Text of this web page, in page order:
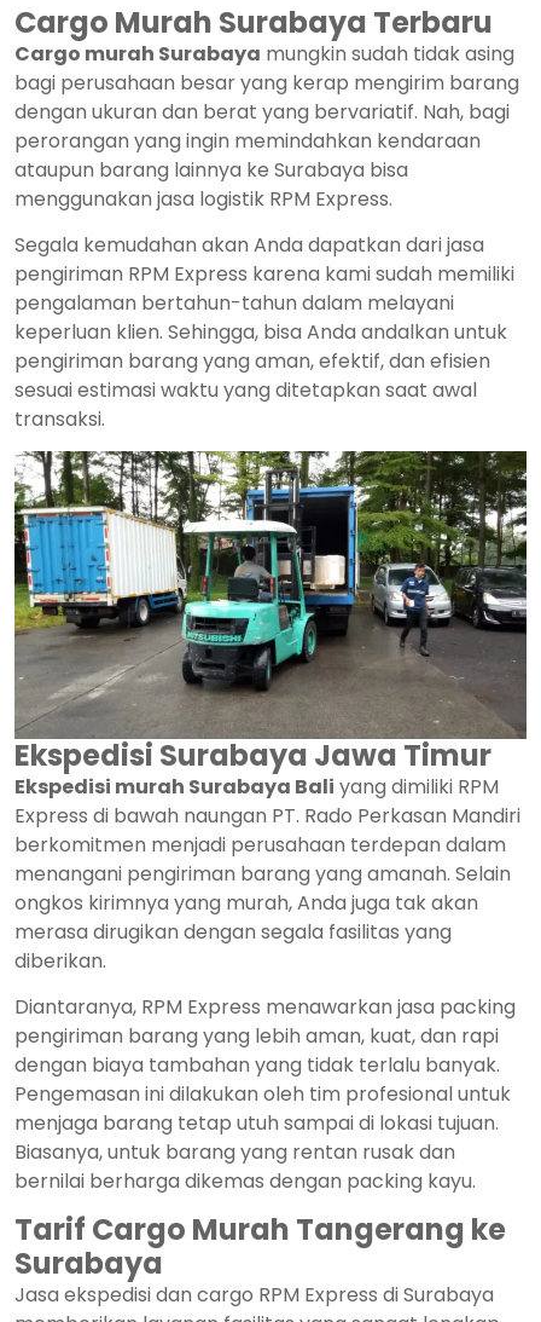
Cargo Murah Surabaya Terbaru
Cargo murah Surabaya mungkin sudah tidak asing
bagi perusahaan besar yang kerap mengirim barang
dengan ukuran dan berat yang bervariatif. Nah, bagi
perorangan yang ingin memindahkan kendaraan
ataupun barang lainnya ke Surabaya bisa
menggunakan jasa logistik RPM Express.
Segala kemudahan akan Anda dapatkan dari jasa
pengiriman RPM Express karena kami sudah memiliki
pengalaman bertahun-tahun dalam melayani
keperluan klien. Sehingga, bisa Anda andalkan untuk
pengiriman barang yang aman, efektif, dan efisien
sesuai estimasi waktu yang ditetapkan saat awal
transaksi.
Ekspedisi Surabaya Jawa Timur
Ekspedisi murah Surabaya Bali yang dimiliki RPM
Express di bawah naungan PT. Rado Perkasan Mandiri
berkomitmen menjadi perusahaan terdepan dalam
menangani pengiriman barang yang amanah. Selain
ongkos kirimnya yang murah, Anda juga tak akan
merasa dirugikan dengan segala fasilitas yang
diberikan.
Diantaranya, RPM Express menawarkan jasa packing
pengiriman barang yang lebih aman, kuat, dan rapi
dengan biaya tambahan yang tidak terlalu banyak.
Pengemasan ini dilakukan oleh tim profesional untuk
menjaga barang tetap utuh sampai di lokasi tujuan.
Biasanya, untuk barang yang rentan rusak dan
bernilai berharga dikemas dengan packing kayu.
Tarif Cargo Murah Tangerang ke
Surabaya
Jasa ekspedisi dan cargo RPM Express di Surabaya